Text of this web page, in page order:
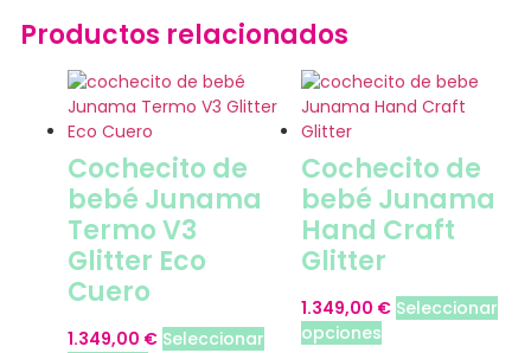
Productos relacionados
Cochecito de
bebé Junama
Termo V3
Glitter Eco
Cuero
1.349,00 € Seleccionar
Cochecito de
bebé Junama
Hand Craft
Glitter
1.349,00 € Seleccionar
opciones